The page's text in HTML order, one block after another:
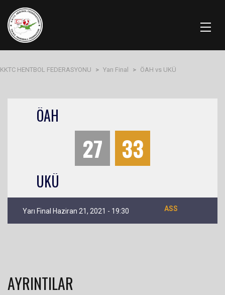
KKTC HENTBOL FEDERASYONU > Yarı Final > ÖAH vs UKÜ
ÖAH
27 33
UKÜ
Yarı Final Haziran 21, 2021 - 19:30 ASS
AYRINTILAR